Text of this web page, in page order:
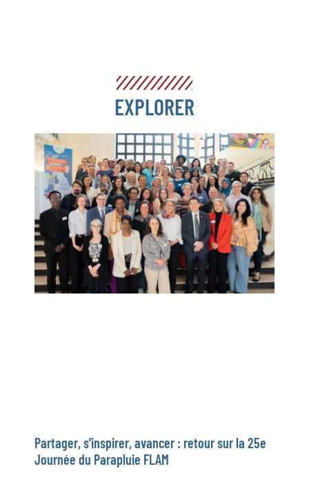
EXPLORER
Partager, s’inspirer, avancer : retour sur la 25e
Journée du Parapluie FLAM